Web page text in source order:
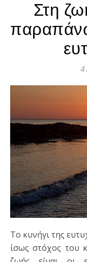
Στη
4
Το κυνήγι της ευτυχίας είναι πιθανώς ο βασικότερος
ίσως στόχος του